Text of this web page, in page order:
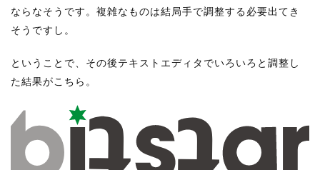
ならなそうです。複雑なものは結局手で調整する必要出てき
そうですし。
ということで、その後テキストエディタでいろいろと調整し
た結果がこちら。